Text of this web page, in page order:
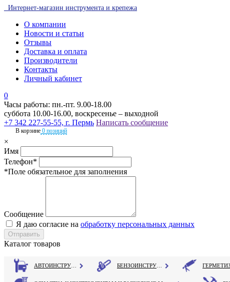
Интернет-магазин инструмента и крепежа
О компании
Новости и статьи
Отзывы
Доставка и оплата
Производители
Контакты
Личный кабинет
0
Часы работы: пн.-пт. 9.00-18.00
суббота 10.00-16.00, воскресенье – выходной
+7 342 227-55-55, г. Пермь Написать сообщение
В корзине 0 позиций
×
Имя
Телефон*
*Поле обязательное для заполнения
Сообщение
Я даю согласие на обработку персональных данных
Каталог товаров